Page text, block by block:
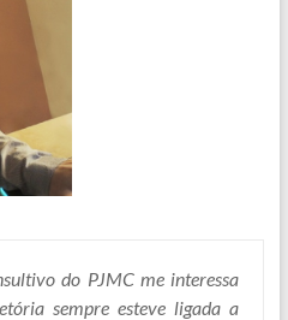
do PJMC me interessa
sempre esteve ligada a